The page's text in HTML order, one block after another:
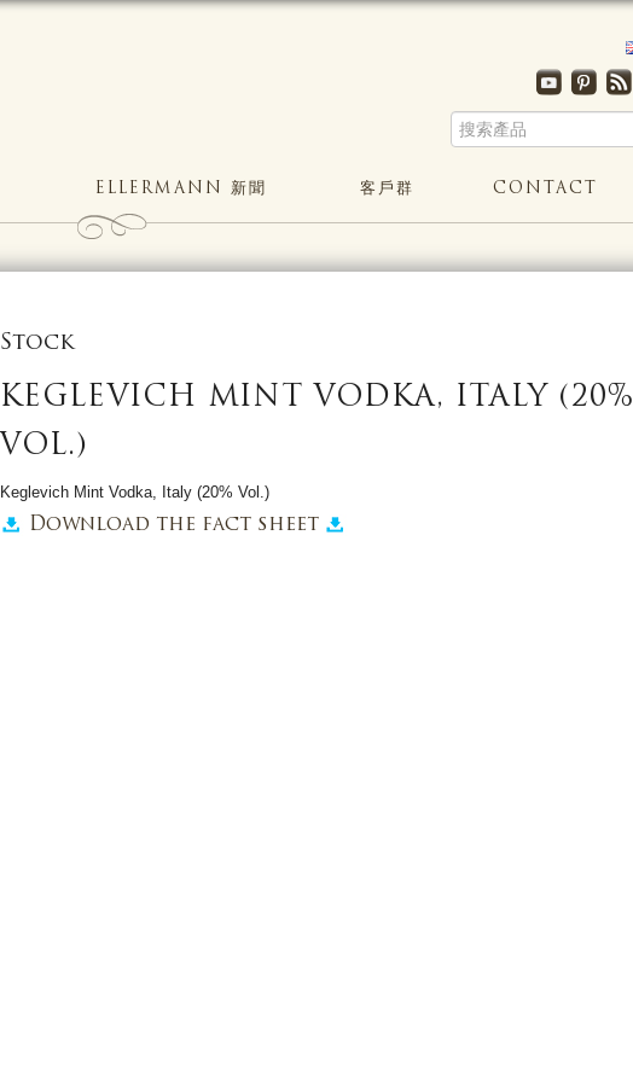
ELLERMANN 新聞 客戶群 CONTACT
Stock
KEGLEVICH MINT VODKA, ITALY (20%
VOL.)
Keglevich Mint Vodka, Italy (20% Vol.)
Download the fact sheet